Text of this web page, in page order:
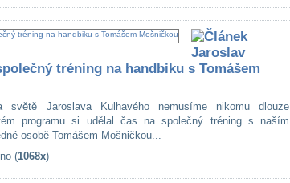
Jaroslav
tréning na handbiku s Tomášem
světě Jaroslava Kulhavého nemusíme nikomu dlouze
programu si udělal čas na společný tréning s naším
osobě Tomášem Mošničkou...
(1068x)